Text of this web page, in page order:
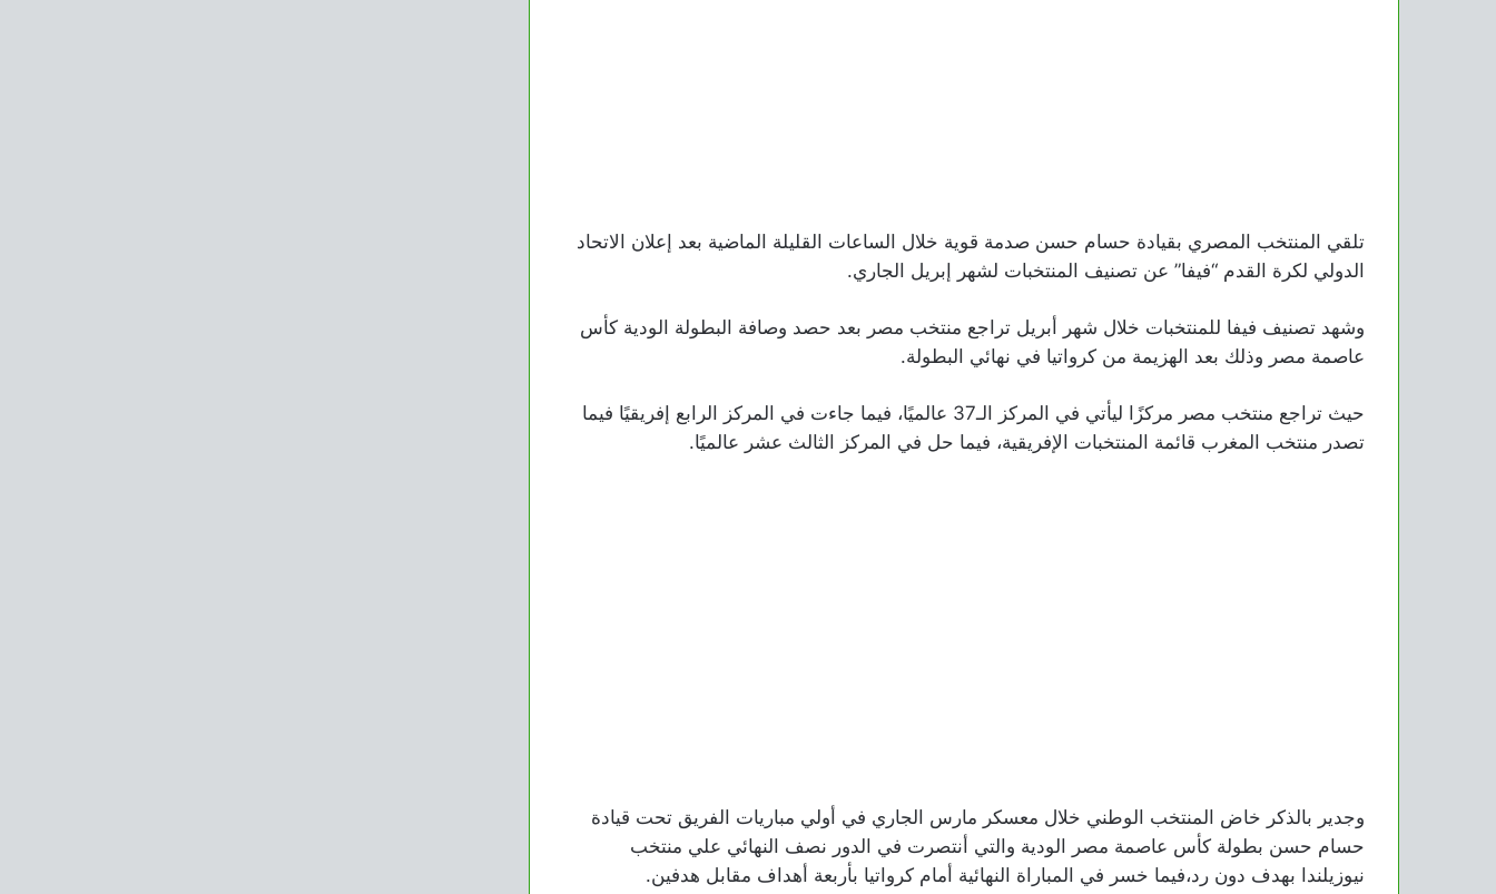
تلقي المنتخب المصري بقيادة حسام حسن صدمة قوية خلال الساعات القليلة الماضية بعد إعلان الاتحاد
الدولي لكرة القدم “فيفا” عن تصنيف المنتخبات لشهر إبريل الجاري.
وشهد تصنيف فيفا للمنتخبات خلال شهر أبريل تراجع منتخب مصر بعد حصد وصافة البطولة الودية كأس
عاصمة مصر وذلك بعد الهزيمة من كرواتيا في نهائي البطولة.
حيث تراجع منتخب مصر مركزًا ليأتي في المركز الـ37 عالميًا، فيما جاءت في المركز الرابع إفريقيًا فيما
تصدر منتخب المغرب قائمة المنتخبات الإفريقية، فيما حل في المركز الثالث عشر عالميًا.
وجدير بالذكر خاض المنتخب الوطني خلال معسكر مارس الجاري في أولي مباريات الفريق تحت قيادة
حسام حسن بطولة كأس عاصمة مصر الودية والتي أنتصرت في الدور نصف النهائي علي منتخب
نيوزيلندا بهدف دون رد،فيما خسر في المباراة النهائية أمام كرواتيا بأربعة أهداف مقابل هدفين.